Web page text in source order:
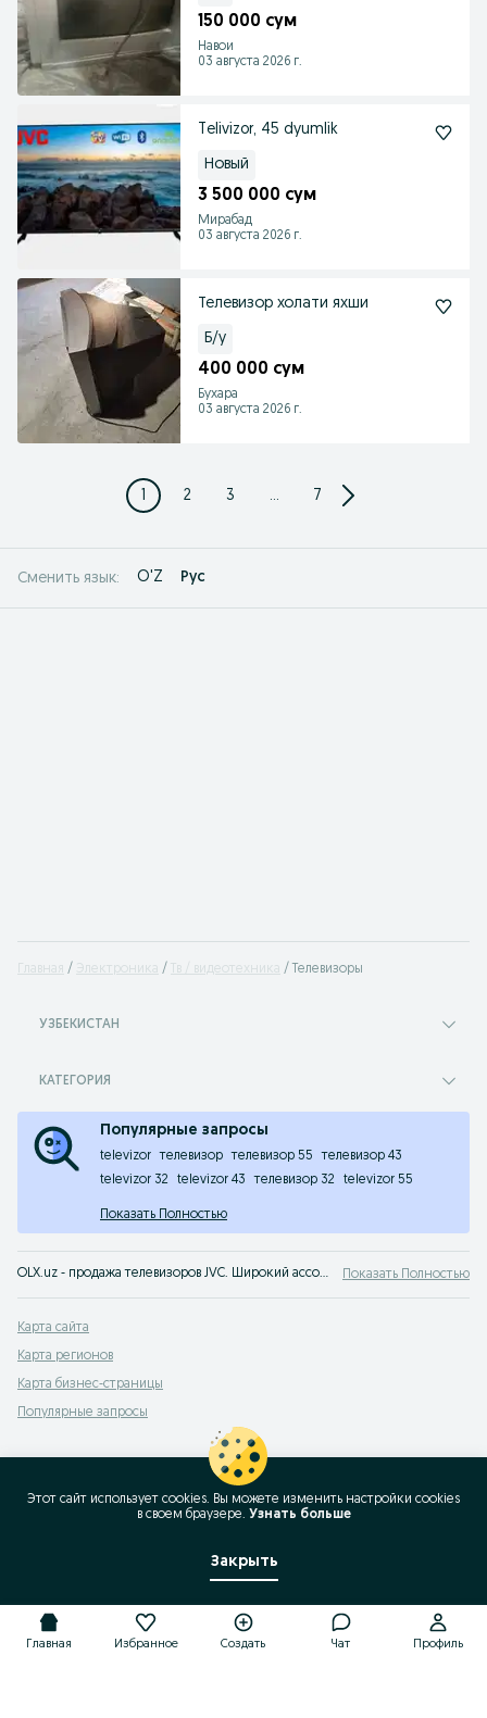
150 000 сум
Навои
03 августа 2026 г.
Telivizor, 45 dyumlik
Новый
3 500 000 сум
Мирабад
03 августа 2026 г.
Телевизор холати яхши
Б/у
400 000 сум
Бухара
03 августа 2026 г.
1 2 3 ... 7
Сменить язык: O'Z Рус
Главная Электроника Тв / видеотехника Телевизоры
УЗБЕКИСТАН
КАТЕГОРИЯ
Популярные запросы
televizor телевизор телевизор 55
телевизор 43
televizor 32
televizor 43 телевизор 32 televizor 55
Показать Полностью
OLX.uz - продажа телевизоров JVC. Широкий ассортимент и выгодные цены на ТВ. Покупайте телевизор JVC новые и бу на сервисе объявлений OLX.uz Узбекистан Показать Полностью
Карта сайта
Карта регионов
Карта бизнес-страницы
Популярные запросы
Главная Избранное Создать Чат Профиль
Этот сайт использует cookies. Вы можете изменить настройки cookies
в своeм браузере. Узнать больше
Закрыть